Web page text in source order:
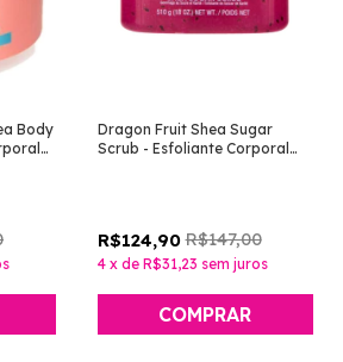
Body
Dragon Fruit Shea Sugar
Scrub - Esfoliante Corporal
R$124,90 R$147,00
4 x de R$31,23 sem juros